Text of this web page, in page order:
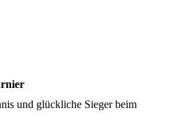
und glückliche Sieger beim